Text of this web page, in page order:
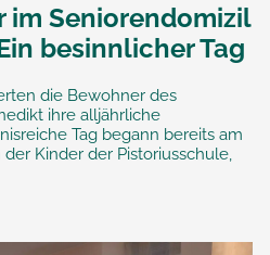
im Seniorendomizil
besinnlicher Tag
die Bewohner des
ihre alljährliche
Tag begann bereits am
Kinder der Pistoriusschule,